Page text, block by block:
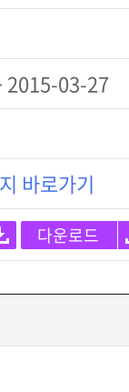
2015-03-27
바로가기
다운로드